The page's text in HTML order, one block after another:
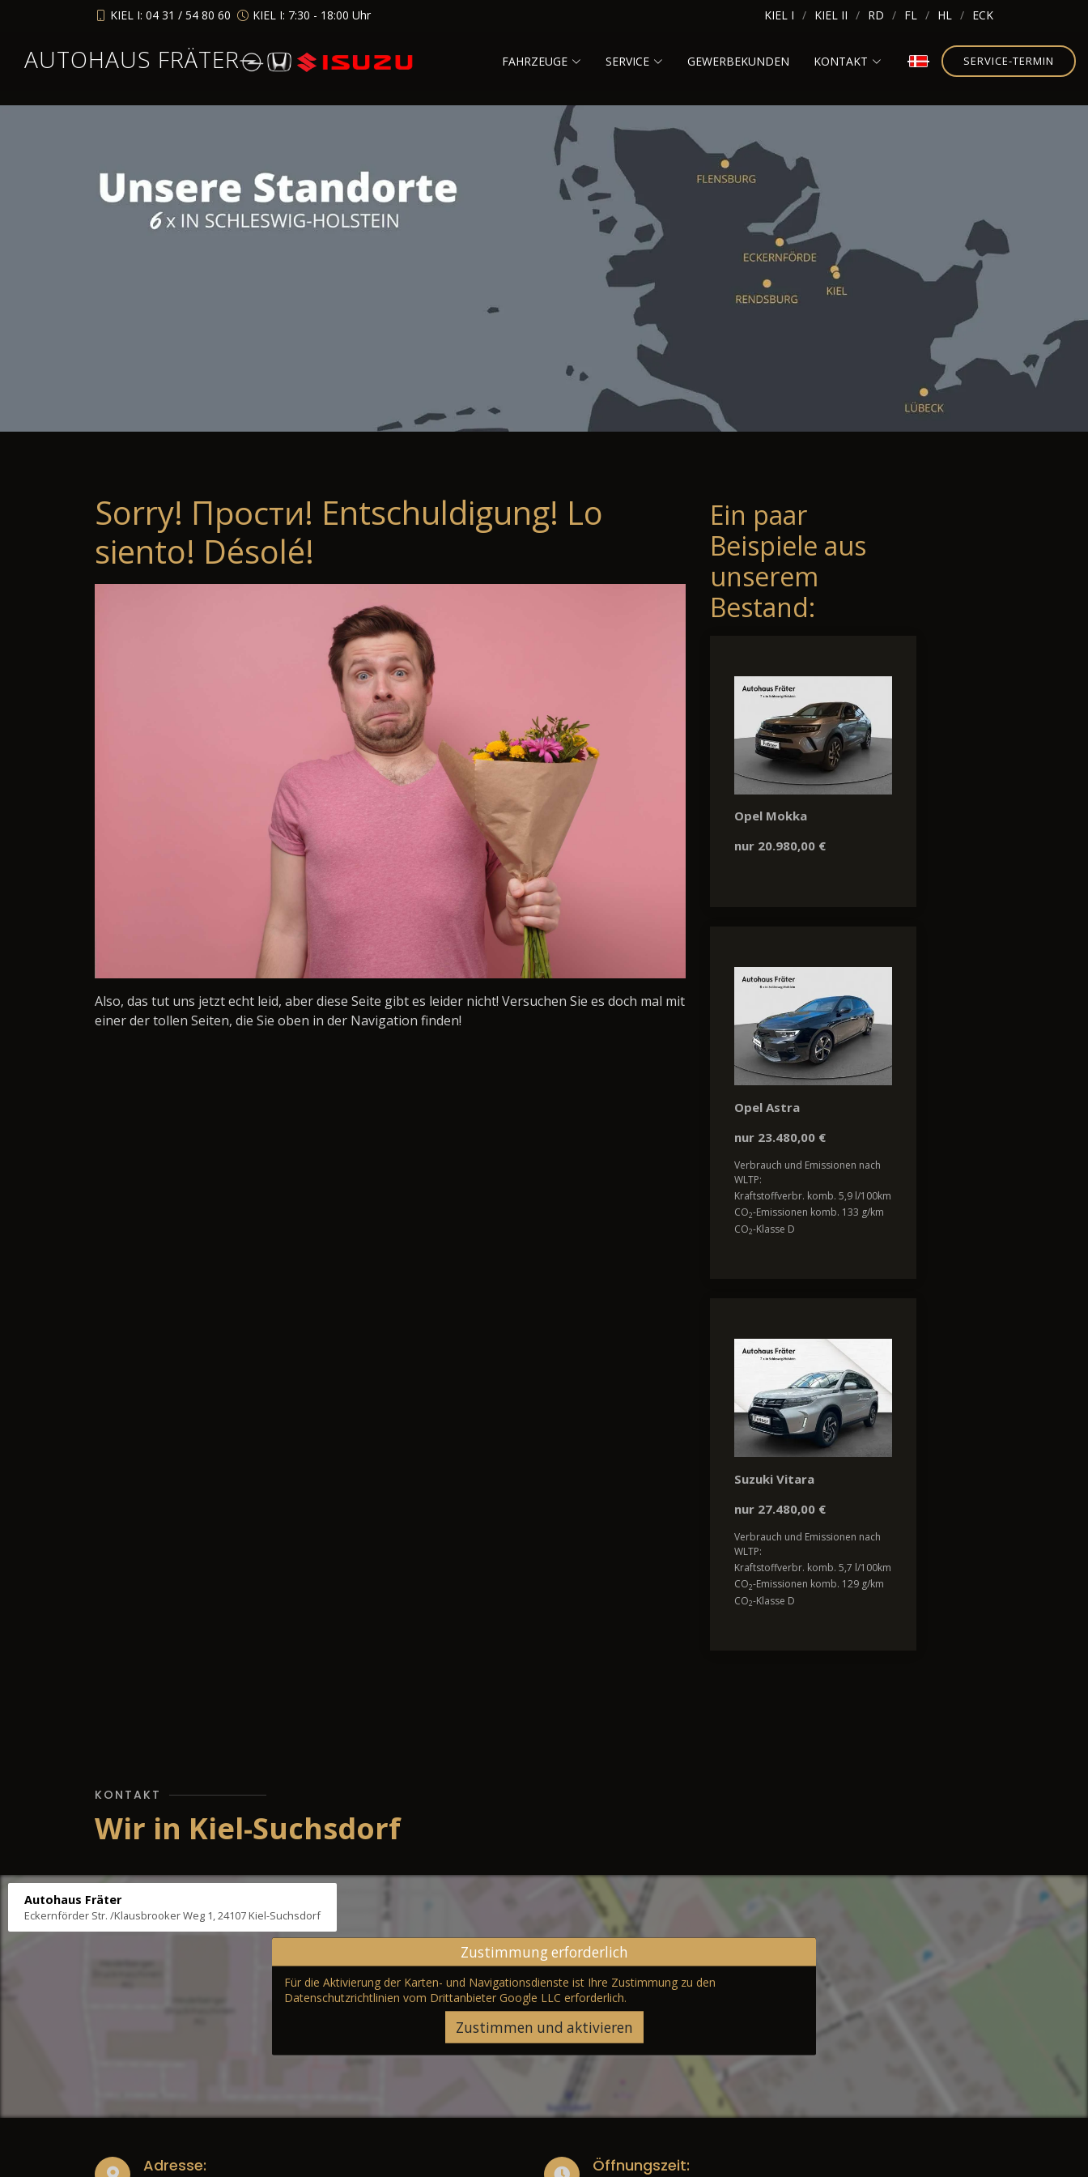
KIEL I: 04 31 / 54 80 60 KIEL I: 7:30 - 18:00 Uhr KIEL I KIEL II RD FL HL ECK
AUTOHAUS FRÄTER FAHRZEUGE SERVICE GEWERBEKUNDEN KONTAKT SERVICE-TERMIN
Sorry! Прости! Entschuldigung! Lo
siento! Désolé!
Also, das tut uns jetzt echt leid, aber diese Seite gibt es leider nicht! Versuchen Sie es doch mal mit
einer der tollen Seiten, die Sie oben in der Navigation finden!
Ein paar
Beispiele aus
unserem
Bestand:
Opel Mokka
nur 20.980,00 €
Opel Astra
nur 23.480,00 €
Verbrauch und Emissionen nach
WLTP:
Kraftstoffverbr. komb. 5,9 l/100km
CO2-Emissionen komb. 133 g/km
CO2-Klasse D
Suzuki Vitara
nur 27.480,00 €
Verbrauch und Emissionen nach
WLTP:
Kraftstoffverbr. komb. 5,7 l/100km
CO2-Emissionen komb. 129 g/km
CO2-Klasse D
KONTAKT
Wir in Kiel-Suchsdorf
Autohaus Fräter
Eckernförder Str. /Klausbrooker Weg 1, 24107 Kiel-Suchsdorf
Zustimmung erforderlich
Für die Aktivierung der Karten- und Navigationsdienste ist Ihre Zustimmung zu den
Datenschutzrichtlinien vom Drittanbieter Google LLC erforderlich.
Zustimmen und aktivieren
Adresse: Öffnungszeit: